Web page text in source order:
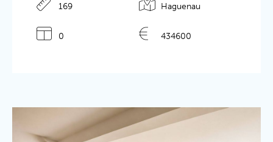
169 Haguenau
0 434600